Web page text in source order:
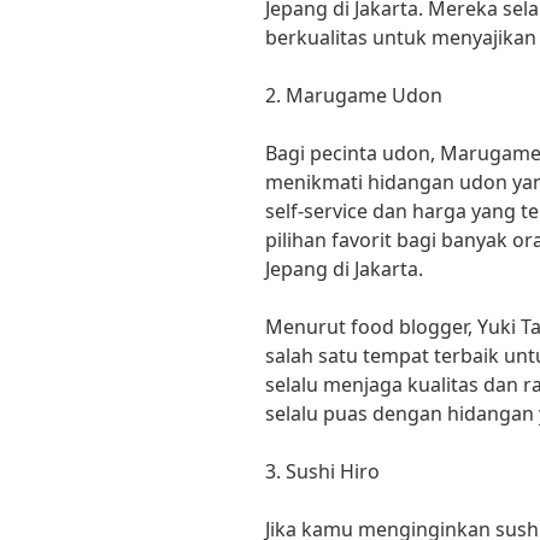
Jepang di Jakarta. Mereka
berkualitas untuk
2. Marugame Udon
Bagi pecinta udon,
menikmati hidangan udon
self-service dan harga yang
pilihan favorit bagi banyak
Jepang di Jakarta.
Menurut food blogger, Yuki
salah satu tempat terbaik
selalu menjaga kualitas dan
selalu puas dengan hidangan
3. Sushi Hiro
Jika kamu menginginkan